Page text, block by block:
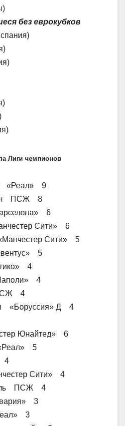
без еврокубков
Лиги чемпионов
«Реал» 9
ПСЖ 8
6
Сити» 6
Сити» 5
5
4
4
4
«Боруссия» Д 4
Юнайтед» 6
5
4
Сити» 4
ПСЖ 4
3
3